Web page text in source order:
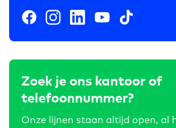
Zoek je ons kantoor of
telefoonnummer?
Onze lijnen staan altijd open, al